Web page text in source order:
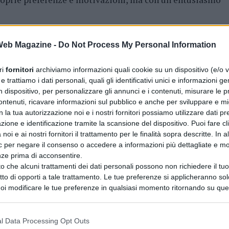
Magazine - Do Not Process My Personal Information
fornitori archiviamo informazioni quali cookie su un dispositivo (e/o
trattiamo i dati personali, quali gli identificativi unici e informazioni
dispositivo, per personalizzare gli annunci e i contenuti, misurare le
ricavare informazioni sul pubblico e anche per sviluppare e
la tua autorizzazione noi e i nostri fornitori possiamo utilizzare dati
e identificazione tramite la scansione del dispositivo. Puoi fare
noi e ai nostri fornitori il trattamento per le finalità sopra descritte. In
per negare il consenso o accedere a informazioni più dettagliate e
prima di acconsentire.
che alcuni trattamenti dei dati personali possono non richiedere il
di opporti a tale trattamento. Le tue preferenze si applicheranno
modificare le tue preferenze in qualsiasi momento ritornando su
Data Processing Opt Outs
nata dodici anni fa: «Viaggio Lib(e)ro è nato
nel momento giusto, possano cambiare il modo in
ascolto i numeri del Manzoni sento che quella
non è un peso da portare in classe, è uno strumento
stimolare domande, rompere silenzi. E questo
più energia.»
Liceo Manzoni sono state le
,Vagliviello Caterina
Rossella,D’Agostino Maria ,Di Martino
Anna, Bizzocco Simona,De Santis
Antonella, il cui lavoro collettivo ha reso